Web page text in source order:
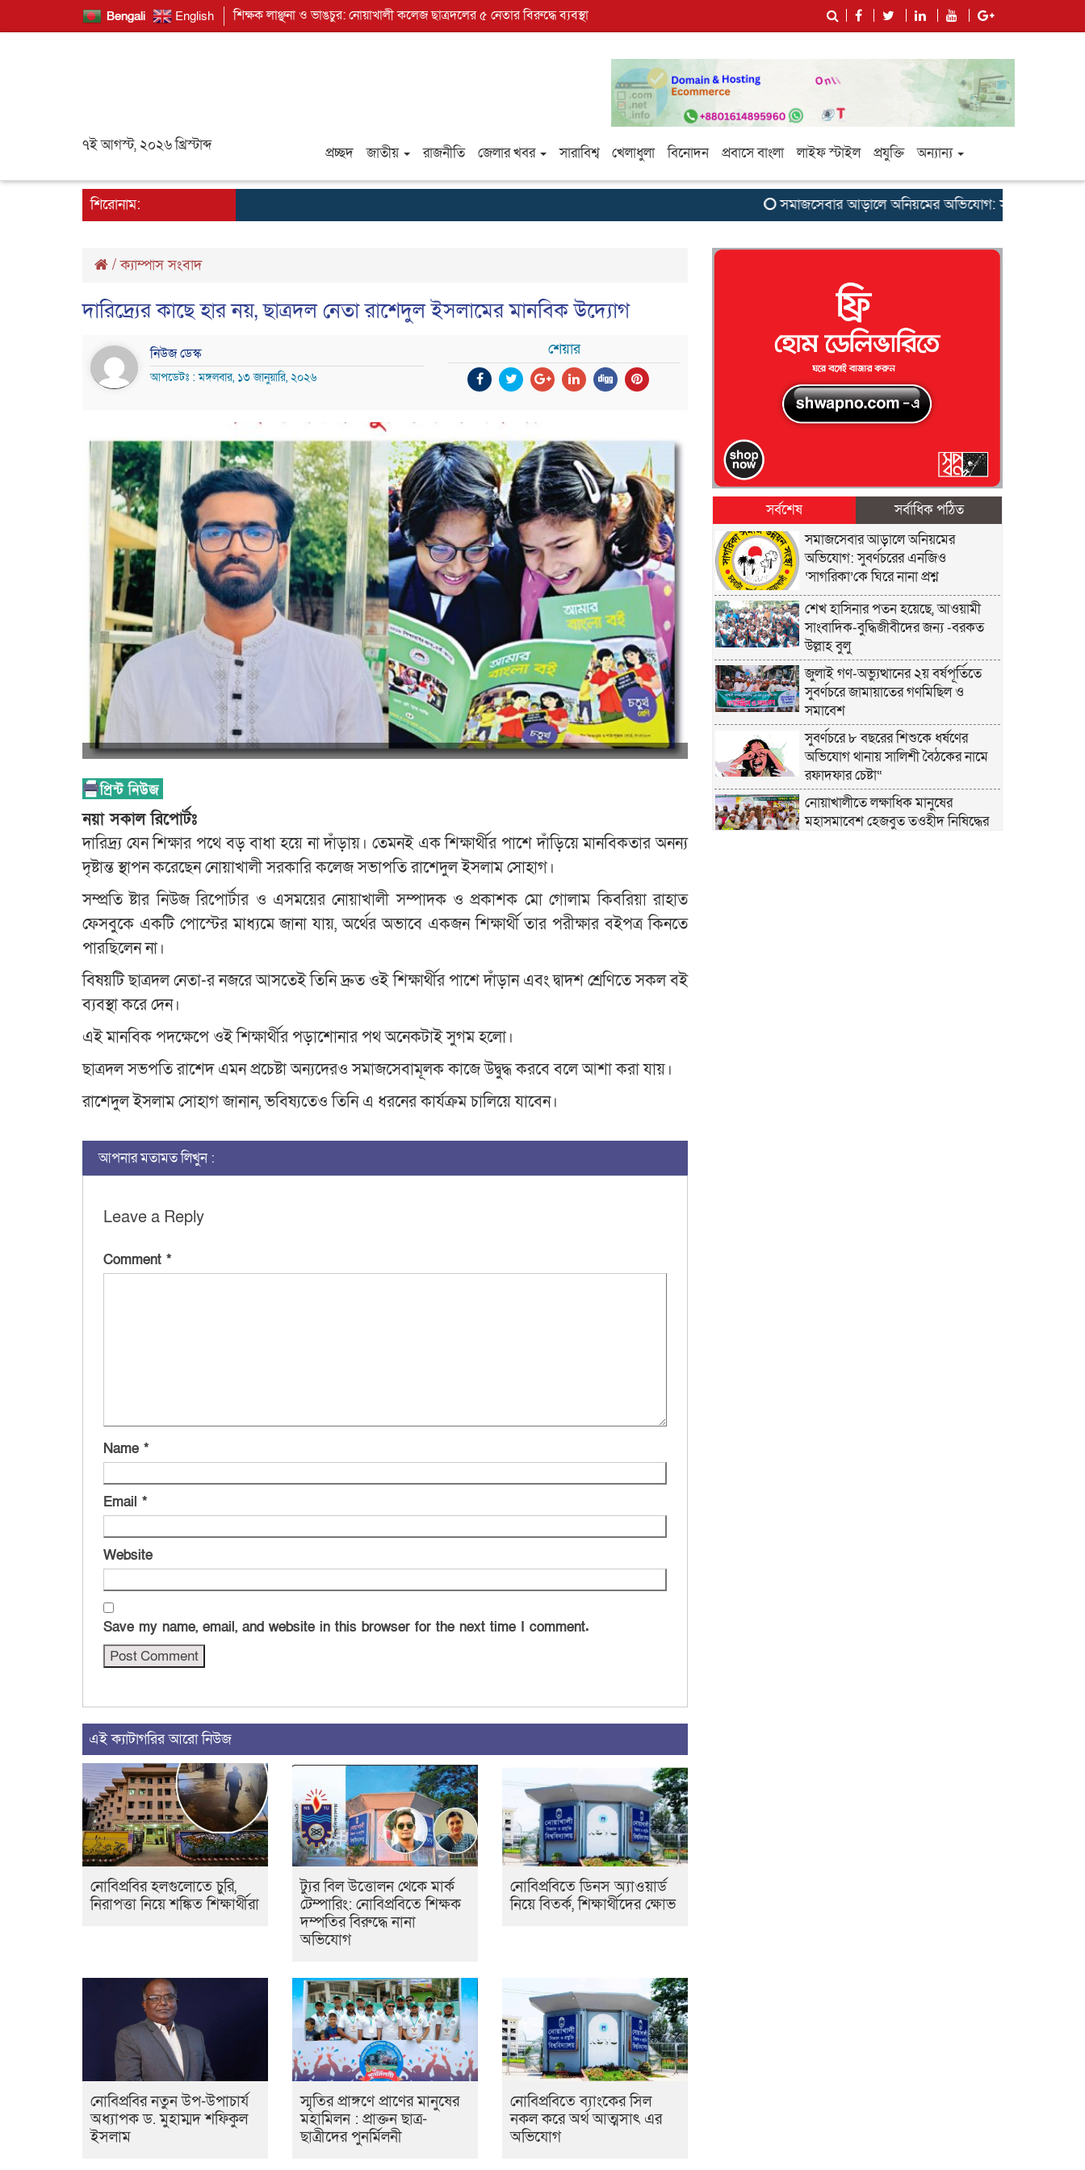
Bengali English শিক্ষক লাঞ্ছনা ও ভাঙচুর: নোয়াখালী কলেজ ছাত্রদলের ৫ নেতার বিরুদ্ধে ব্যবস্থা
৭ই আগস্ট, ২০২৬ খ্রিস্টাব্দ প্রচ্ছদ জাতীয় রাজনীতি জেলার খবর সারাবিশ্ব খেলাধুলা বিনোদন প্রবাসে বাংলা লাইফ স্টাইল প্রযুক্তি অন্যান্য
শিরোনাম: সমাজসেবার আড়ালে অনিয়মের অভিযোগ: সুবর্ণচরের এনজিও
/ক্যাম্পাস সংবাদ
দারিদ্র্যের কাছে হার নয়, ছাত্রদল নেতা রাশেদুল ইসলামের মানবিক উদ্যোগ
নিউজ ডেস্ক
আপডেটঃ : মঙ্গলবার, ১৩ জানুয়ারি, ২০২৬
শেয়ার
নয়া সকাল রিপোর্টঃ
​দারিদ্র্য যেন শিক্ষার পথে বড় বাধা হয়ে না দাঁড়ায়। তেমনই এক শিক্ষার্থীর পাশে দাঁড়িয়ে মানবিকতার অনন্য
দৃষ্টান্ত স্থাপন করেছেন নোয়াখালী সরকারি কলেজ সভাপতি রাশেদুল ইসলাম সোহাগ।
​সম্প্রতি ষ্টার নিউজ রিপোর্টার ও এসময়ের নোয়াখালী সম্পাদক ও প্রকাশক মো গোলাম কিবরিয়া রাহাত
ফেসবুকে একটি পোস্টের মাধ্যমে জানা যায়, অর্থের অভাবে একজন শিক্ষার্থী তার পরীক্ষার বইপত্র কিনতে
পারছিলেন না।
বিষয়টি ছাত্রদল নেতা-র নজরে আসতেই তিনি দ্রুত ওই শিক্ষার্থীর পাশে দাঁড়ান এবং দ্বাদশ শ্রেণিতে সকল বই
ব্যবস্থা করে দেন।
​এই মানবিক পদক্ষেপে ওই শিক্ষার্থীর পড়াশোনার পথ অনেকটাই সুগম হলো।
ছাত্রদল সভপতি রাশেদ এমন প্রচেষ্টা অন্যদেরও সমাজসেবামূলক কাজে উদ্বুদ্ধ করবে বলে আশা করা যায়।
রাশেদুল ইসলাম সোহাগ জানান, ভবিষ্যতেও তিনি এ ধরনের কার্যক্রম চালিয়ে যাবেন।
আপনার মতামত লিখুন :
Leave a Reply
Comment *
Name *
Email *
Website
Save my name, email, and website in this browser for the next time I comment.
এই ক্যাটাগরির আরো নিউজ
নোবিপ্রবির হলগুলোতে চুরি,
নিরাপত্তা নিয়ে শঙ্কিত শিক্ষার্থীরা
ট্যুর বিল উত্তোলন থেকে মার্ক
টেম্পারিং: নোবিপ্রবিতে শিক্ষক
দম্পতির বিরুদ্ধে নানা
অভিযোগ
নোবিপ্রবিতে ডিনস অ্যাওয়ার্ড
নিয়ে বিতর্ক, শিক্ষার্থীদের ক্ষোভ
নোবিপ্রবির নতুন উপ-উপাচার্য
অধ্যাপক ড. মুহাম্মদ শফিকুল
ইসলাম
স্মৃতির প্রাঙ্গণে প্রাণের মানুষের
মহামিলন : প্রাক্তন ছাত্র-
ছাত্রীদের পুনর্মিলনী
নোবিপ্রবিতে ব্যাংকের সিল
নকল করে অর্থ আত্মসাৎ এর
অভিযোগ
সর্বশেষ
সর্বাধিক পঠিত
সমাজসেবার আড়ালে অনিয়মের
অভিযোগ: সুবর্ণচরের এনজিও
‘সাগরিকা’কে ঘিরে নানা প্রশ্ন
শেখ হাসিনার পতন হয়েছে, আওয়ামী
সাংবাদিক-বুদ্ধিজীবীদের জন্য -বরকত
উল্লাহ বুলু
জুলাই গণ-অভ্যুত্থানের ২য় বর্ষপূর্তিতে
সুবর্ণচরে জামায়াতের গণমিছিল ও
সমাবেশ
সুবর্ণচরে ৮ বছরের শিশুকে ধর্ষণের
অভিযোগ থানায় সালিশী বৈঠকের নামে
রফাদফার চেষ্টা“
নোয়াখালীতে লক্ষাধিক মানুষের
মহাসমাবেশ হেজবুত তওহীদ নিষিদ্ধের